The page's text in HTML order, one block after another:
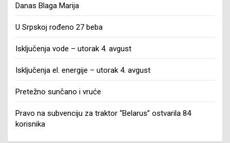
Danas Blaga Marija
U Srpskoj rođeno 27 beba
Isključenja vode – utorak 4. avgust
Isključenja el. energije – utorak 4. avgust
Pretežno sunčano i vruće
Pravo na subvenciju za traktor “Belarus” ostvarila 84
korisnika